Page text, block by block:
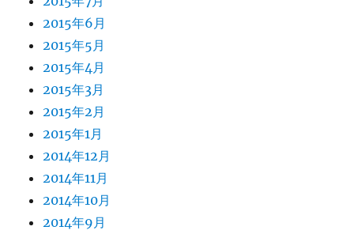
2015年6月
2015年5月
2015年4月
2015年3月
2015年2月
2015年1月
2014年12月
2014年11月
2014年10月
2014年9月